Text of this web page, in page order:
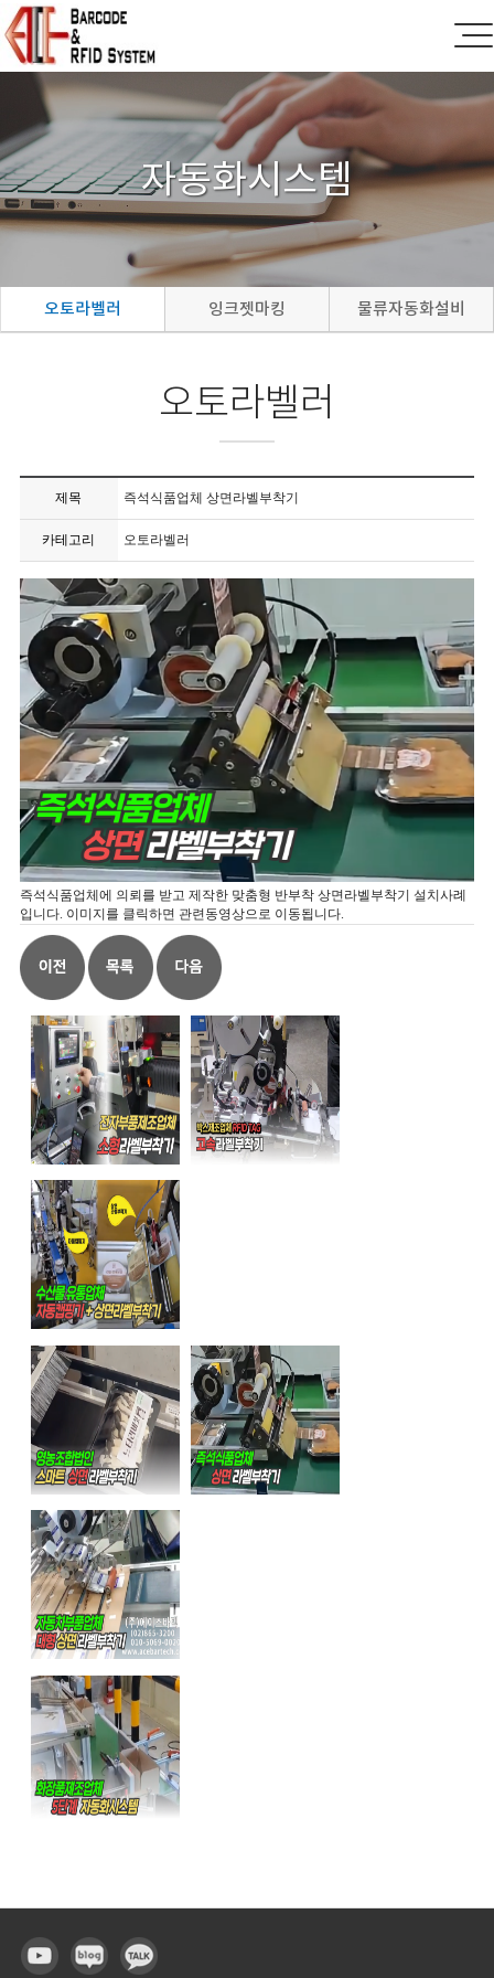
자동화시스템
오토라벨러 잉크젯마킹 물류자동화설비
오토라벨러
제목 즉석식품업체 상면라벨부착기
카테고리 오토라벨러
즉석식품업체에 의뢰를 받고 제작한 맞춤형 반부착 상면라벨부착기 설치사례
입니다. 이미지를 클릭하면 관련동영상으로 이동됩니다.